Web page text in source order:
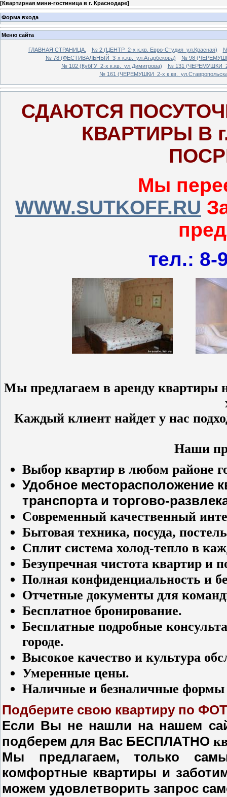
[Квартирная мини-гостиница в г. Краснодаре]
Форма входа
Меню сайта
ГЛАВНАЯ СТРАНИЦА. № 2 (ЦЕНТР_2-х к.кв. Евро-Студия_ул.Красная)
№ 78 (ФЕСТИВАЛЬНЫЙ_3-х к.кв._ул.Атарбекова)
№ 98
№ 102 (КубГУ_2-х к.кв._ул.Димитрова)
№ 131 (ЧЕРЕМУШКИ_2-
№ 161 (ЧЕРЕМУШКИ_2-х
СДАЮТСЯ
КВАРТИРЫ В
Мы
WWW.SUTKOFF.RU
тел.: 8-
Мы предлагаем в аренду квартиры
Каждый клиент найдет у нас
Наши
Выбор квартир в любом районе
Удобное месторасположение
транспорта и торгово-
Современный качественный
Бытовая техника, посуда,
Сплит система холод-тепло в
Безупречная чистота квартир и
Полная конфиденциальность и
Отчетные документы для
Бесплатное бронирование.
Бесплатные подробные
городе.
Высокое качество и культура
Умеренные цены.
Наличные и безналичные формы
Подберите свою квартиру по
Если Вы не нашли на нашем
подберем для Вас БЕСПЛАТНО
Мы предлагаем, только
комфортные квартиры и
можем удовлетворить запрос